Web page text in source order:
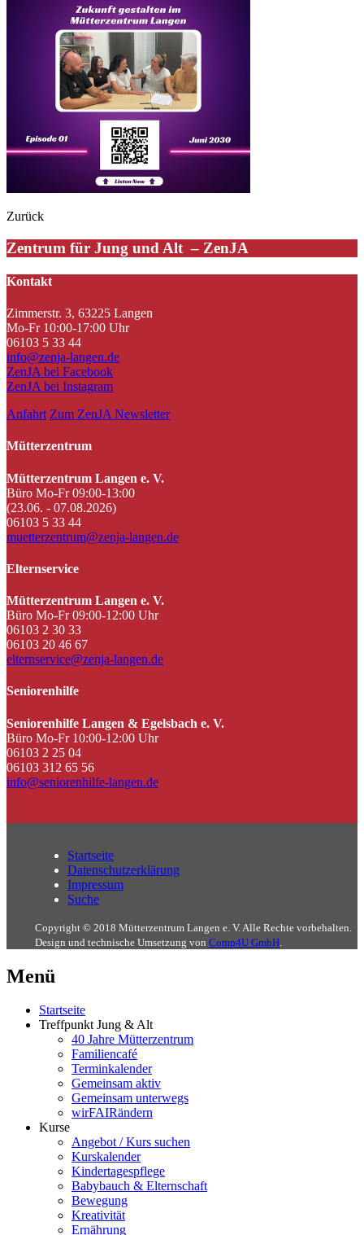
Zurück
Zentrum für Jung und Alt – ZenJA
Kontakt
Zimmerstr. 3, 63225 Langen
Mo-Fr 10:00-17:00 Uhr
06103 5 33 44
info@zenja-langen.de
ZenJA bei Facebook
ZenJA bei Instagram
Anfahrt Zum ZenJA Newsletter
Mütterzentrum
Mütterzentrum Langen e. V.
Büro Mo-Fr 09:00-13:00
(23.06. - 07.08.2026)
06103 5 33 44
muetterzentrum@zenja-langen.de
Elternservice
Mütterzentrum Langen e. V.
Büro Mo-Fr 09:00-12:00 Uhr
06103 2 30 33
06103 20 46 67
elternservice@zenja-langen.de
Seniorenhilfe
Seniorenhilfe Langen & Egelsbach e. V.
Büro Mo-Fr 10:00-12:00 Uhr
06103 2 25 04
06103 312 65 56
info@seniorenhilfe-langen.de
Startseite
Datenschutzerklärung
Impressum
Suche
Copyright © 2018 Mütterzentrum Langen e. V. Alle Rechte vorbehalten.
Design und technische Umsetzung von Comp4U GmbH
Menü
Startseite
Treffpunkt Jung & Alt
40 Jahre Mütterzentrum
Familiencafé
Terminkalender
Gemeinsam aktiv
Gemeinsam unterwegs
wirFAIRändern
Kurse
Angebot / Kurs suchen
Kurskalender
Kindertagespflege
Babybauch & Elternschaft
Bewegung
Kreativität
Ernährung